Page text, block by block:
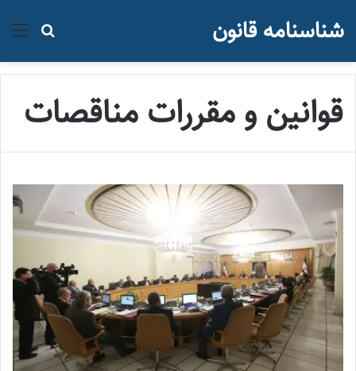
جستجو شناسنامه قانون
قوانین و مقررات مناقصات